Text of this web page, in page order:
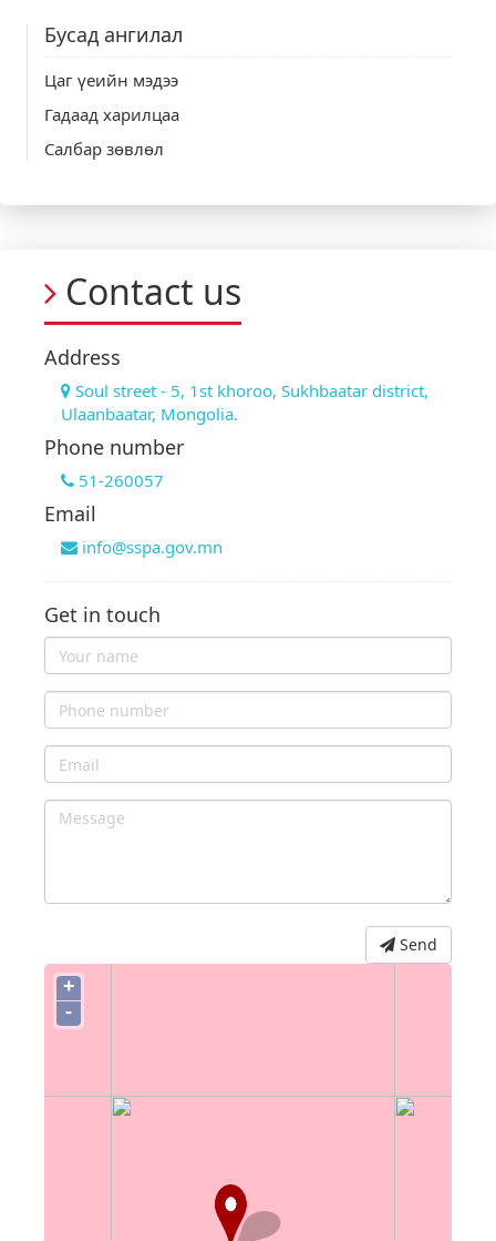
Бусад ангилал
Цаг үеийн мэдээ
Гадаад харилцаа
Салбар зөвлөл
Contact us
Address
Soul street - 5, 1st khoroo, Sukhbaatar district,
Ulaanbaatar, Mongolia.
Phone number
51-260057
Email
info@sspa.gov.mn
Get in touch
Send
+
-